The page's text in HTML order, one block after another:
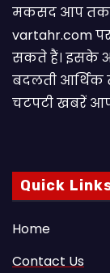
मकसद आप तक
vartahr.com
सकते हैं। इसके
बदलती आर्थिक
चटपटी खबरें
Quick
Home
Contact Us